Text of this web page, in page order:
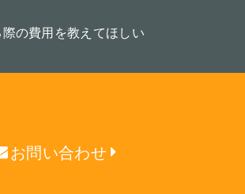
の費用を教えてほしい
お問い合わせ